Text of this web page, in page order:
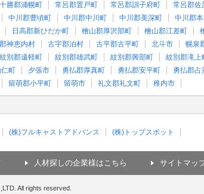
十勝郡浦幌町 常呂郡置戸町 常呂郡訓子府町 常呂郡佐
中川郡豊頃町 中川郡中川町 中川郡美深町 中川郡
日高郡新ひだか町 檜山郡厚沢部町 檜山郡江差町
神恵内村 古宇郡泊村 古平郡古平町 北斗市
幌泉
紋別郡遠軽町 紋別郡雄武町 紋別郡興部町 紋別郡滝上
町 夕張市 勇払郡厚真町 勇払郡安平町 勇払郡占
留萌郡小平町 留萌市 礼文郡礼文町 稚内市
(株)フルキャストアドバンス (株)トップスポット
人材探しの企業様はこちら サイトマッ
All rights reserved.